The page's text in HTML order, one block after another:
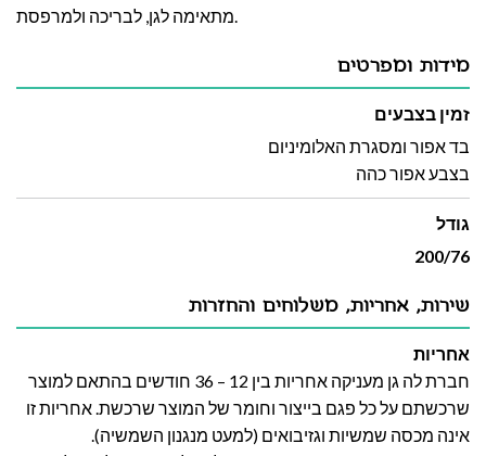
מתאימה לגן, לבריכה ולמרפסת.
מידות ומפרטים
זמין בצבעים
בד אפור ומסגרת האלומיניום
בצבע אפור כהה
גודל
200/76
שירות, אחריות, משלוחים והחזרות
אחריות
חברת לה גן מעניקה אחריות בין 12 – 36 חודשים בהתאם למוצר
שרכשתם על כל פגם בייצור וחומר של המוצר שרכשת. אחריות זו
אינה מכסה שמשיות וגזיבואים (למעט מנגנון השמשיה).